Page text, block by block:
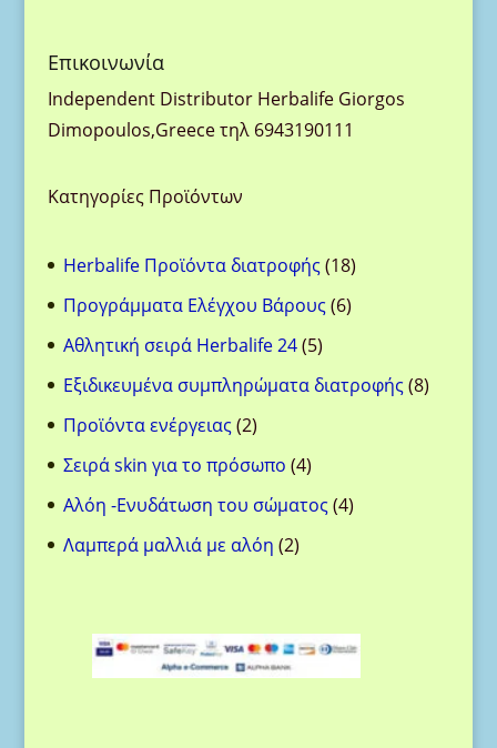
Eπικοινωνία
Ιndependent Distributor Herbalife Giorgos
Dimopoulos,Greece τηλ 6943190111
Κατηγορίες Προϊόντων
Herbalife Προϊόντα διατροφής 1818
προϊόντα
Προγράμματα Ελέγχου Βάρους 66
Αθλητική σειρά Herbalife 24 55
προϊόντα
Eξιδικευμένα συμπληρώματα διατροφής 88
Προϊόντα ενέργειας 22
προϊόντα
Σειρά skin για το πρόσωπο 44
προϊόντα
Aλόη -Ενυδάτωση του σώματος 44
Λαμπερά μαλλιά με αλόη 22